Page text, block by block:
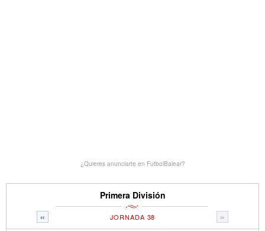
¿Quieres anunciarte en FutbolBalear?
Primera División
« »
JORNADA 38